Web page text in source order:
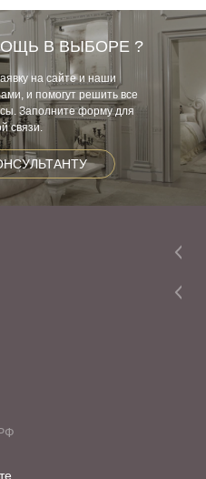
В ВЫБОРЕ ?
на сайте и наши
и помогут решить все
Заполните форму для
связи.